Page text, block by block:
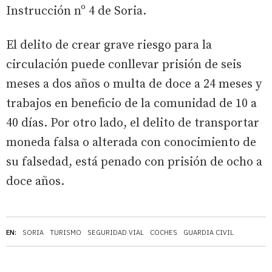
EN: SORIA TURISMO SEGURIDAD VIAL COCHES GUARDIA CIVIL
Instrucción nº 4 de Soria.
El delito de crear grave riesgo para la
circulación puede conllevar prisión de seis
meses a dos años o multa de doce a 24 meses y
trabajos en beneficio de la comunidad de 10 a
40 días. Por otro lado, el delito de transportar
moneda falsa o alterada con conocimiento de
su falsedad, está penado con prisión de ocho a
doce años.